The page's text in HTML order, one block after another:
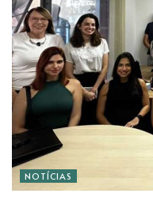
NOTÍCIAS